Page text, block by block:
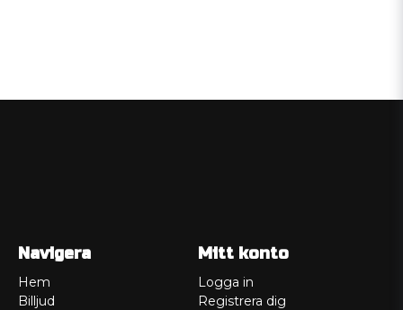
Navigera
Hem
Billjud
Mitt konto
Logga in
Registrera dig